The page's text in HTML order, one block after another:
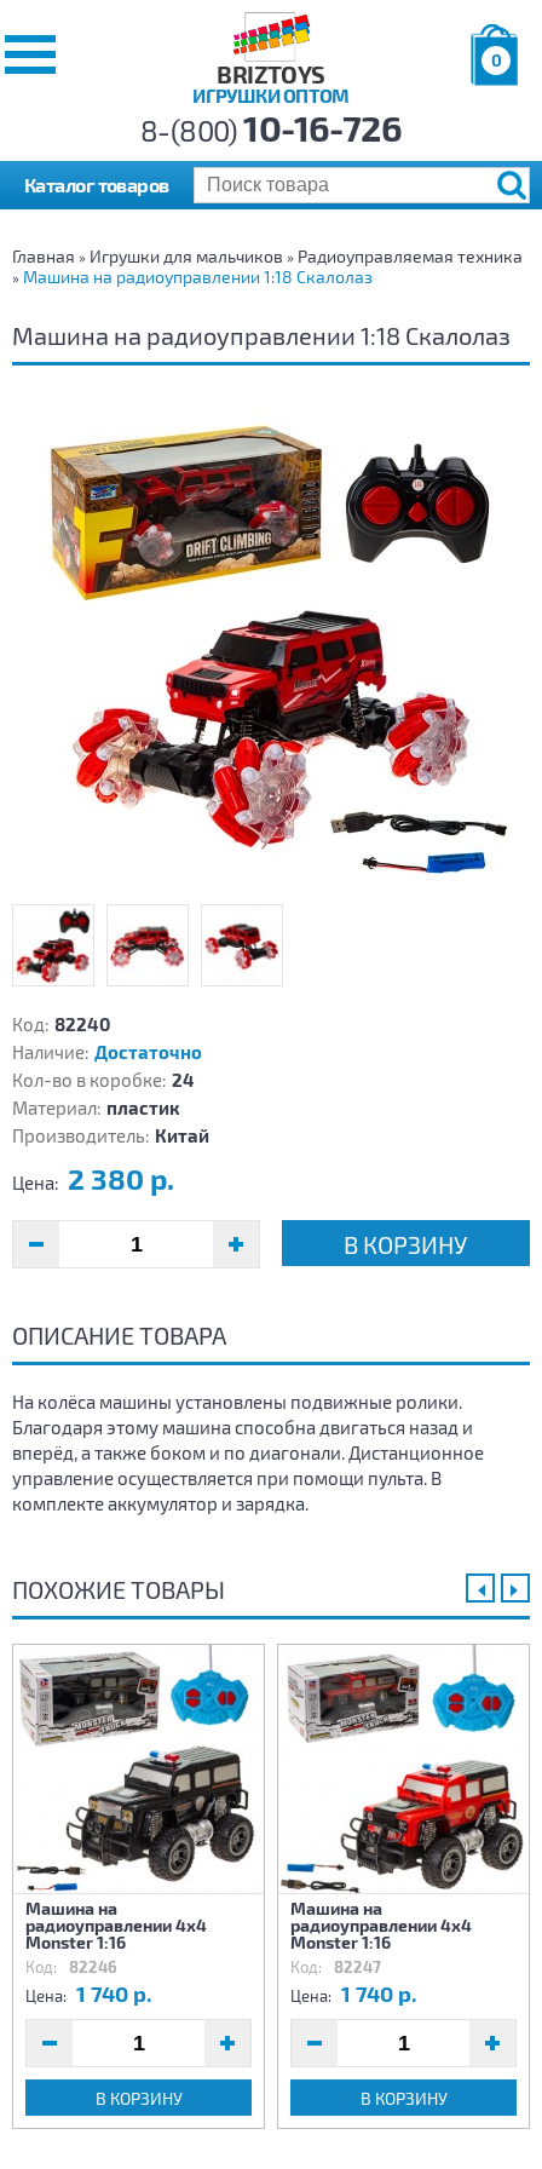
BRIZTOYS
ИГРУШКИ ОПТОМ
0
р.
8-(800)10-16-726
Каталог товаров
Главная » Игрушки для мальчиков » Радиоуправляемая техника
» Машина на радиоуправлении 1:18 Скалолаз
Машина на радиоуправлении 1:18 Скалолаз
Код: 82240
Наличие: Достаточно
Кол-во в коробке: 24
Материал: пластик
Производитель: Китай
Цена: 2 380 р.
В КОРЗИНУ
ОПИСАНИЕ ТОВАРА
На колёса машины установлены подвижные ролики.
Благодаря этому машина способна двигаться назад и
вперёд, а также боком и по диагонали. Дистанционное
управление осуществляется при помощи пульта. В
комплекте аккумулятор и зарядка.
ПОХОЖИЕ ТОВАРЫ
Машина на
радиоуправлении 4х4
Monster 1:16
Код: 82246
Цена: 1 740 р.
В КОРЗИНУ
Машина на
радиоуправлении 4х4
Monster 1:16
Код: 82247
Цена: 1 740 р.
В КОРЗИНУ